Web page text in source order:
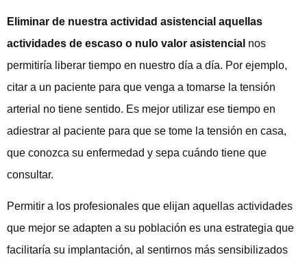
Eliminar de nuestra actividad asistencial aquellas
actividades de escaso o nulo valor asistencial nos
permitiría liberar tiempo en nuestro día a día. Por ejemplo,
citar a un paciente para que venga a tomarse la tensión
arterial no tiene sentido. Es mejor utilizar ese tiempo en
adiestrar al paciente para que se tome la tensión en casa,
que conozca su enfermedad y sepa cuándo tiene que
consultar.
Permitir a los profesionales que elijan aquellas actividades
que mejor se adapten a su población es una estrategia que
facilitaría su implantación, al sentirnos más sensibilizados